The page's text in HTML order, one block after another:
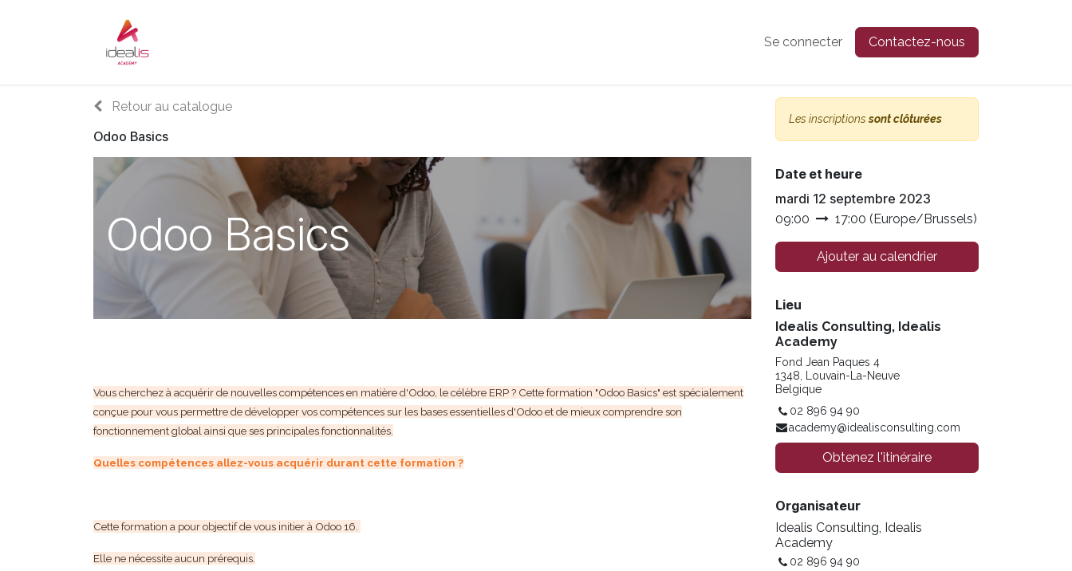
Se connecter Contactez-nous
Retour au catalogue
Odoo Basics
Odoo Basics
Vous cherchez à acquérir de nouvelles compétences en matière d'Odoo, le célèbre ERP ? Cette formation "Odoo Basics" est spécialement
conçue pour vous permettre de développer vos compétences sur les bases essentielles d'Odoo et de mieux comprendre son
fonctionnement global ainsi que ses principales fonctionnalités.
Quelles compétences allez-vous acquérir durant cette formation ?
Cette formation a pour objectif de vous initier à Odoo 16.
Elle ne nécessite aucun prérequis.
Les inscriptionssont clôturées
Date et heure
mardi 12 septembre 2023
09:00 17:00 (Europe/Brussels)
Ajouter au calendrier
Lieu
Idealis Consulting, Idealis
Academy
Fond Jean Paques 4
1348, Louvain-La-Neuve
Belgique
02 896 94 90
academy@idealisconsulting.com
Obtenez l'itinéraire
Organisateur
Idealis Consulting, Idealis
Academy
02 896 94 90